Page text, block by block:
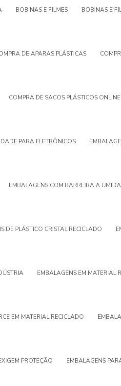
BOBINAS E FILMES BOBINAS E
DE APARAS PLÁSTICAS
COMPRA DE SACOS PLÁSTICOS ONLINE
PARA ELETRÔNICOS
EMBALAGENS COM BARREIRA A
DE PLÁSTICO CRISTAL RECICLADO
EMBALAGENS EM MATERIAL
EM MATERIAL RECICLADO
PROTEÇÃO EMBALAGENS